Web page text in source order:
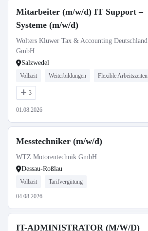
Mitarbeiter (m/w/d) IT Support –
Systeme (m/w/d)
Wolters Kluwer Tax & Accounting Deutschland
GmbH
Salzwedel
Vollzeit Weiterbildungen Flexible Arbeitszeiten
3
01.08.2026
Messtechniker (m/w/d)
WTZ Motorentechnik GmbH
Dessau-Roßlau
Vollzeit Tarifvergütung
04.08.2026
IT-ADMINISTRATOR (M/W/D)